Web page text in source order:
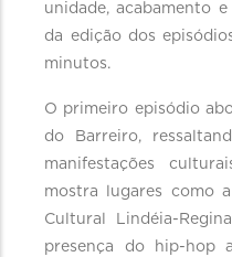
unidade, acabamento
da edição dos
minutos.
O primeiro episódio
do Barreiro,
manifestações
mostra lugares como
Cultural Lindéia-
presença do hip-hop